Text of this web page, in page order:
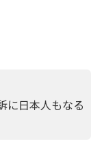
に日本人もなる